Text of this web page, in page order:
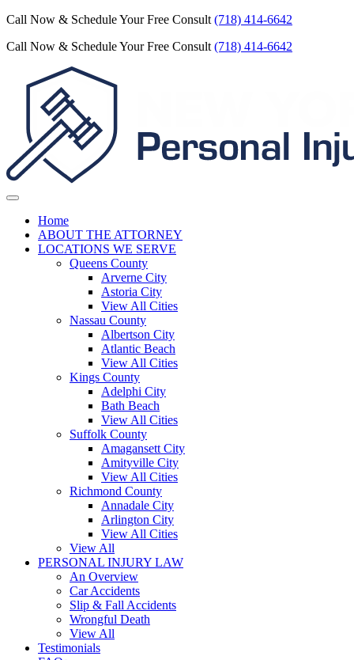
Call Now & Schedule Your Free Consult (718) 414-6642
Call Now & Schedule Your Free Consult (718) 414-6642
Home
ABOUT THE ATTORNEY
LOCATIONS WE SERVE
Queens County
Arverne City
Astoria City
View All Cities
Nassau County
Albertson City
Atlantic Beach
View All Cities
Kings County
Adelphi City
Bath Beach
View All Cities
Suffolk County
Amagansett City
Amityville City
View All Cities
Richmond County
Annadale City
Arlington City
View All Cities
View All
PERSONAL INJURY LAW
An Overview
Car Accidents
Slip & Fall Accidents
Wrongful Death
View All
Testimonials